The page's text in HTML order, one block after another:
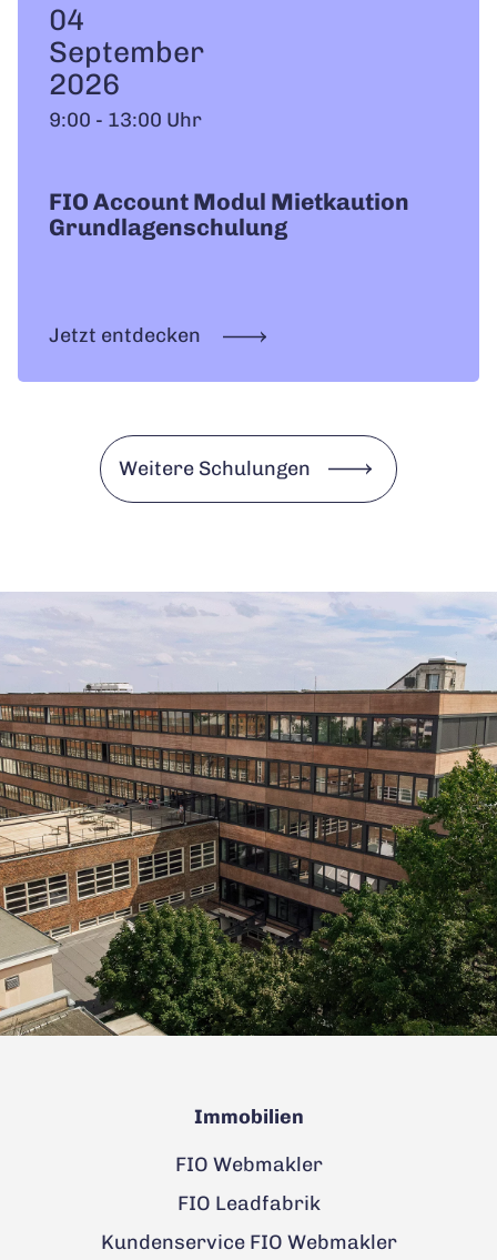
04
September
2026
9:00 - 13:00 Uhr
FIO Account Modul Mietkaution
Grundlagenschulung
Jetzt entdecken
Weitere Schulungen
Immobilien
FIO Webmakler
FIO Leadfabrik
Kundenservice FIO Webmakler